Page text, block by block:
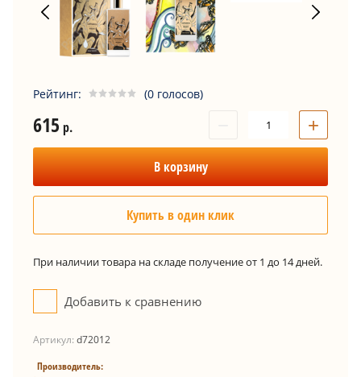
Рейтинг: (0 голосов)
615 р. +
В корзину
Купить в один клик
При наличии товара на складе получение от 1 до 14 дней.
Добавить к сравнению
Артикул: d72012
Производитель: